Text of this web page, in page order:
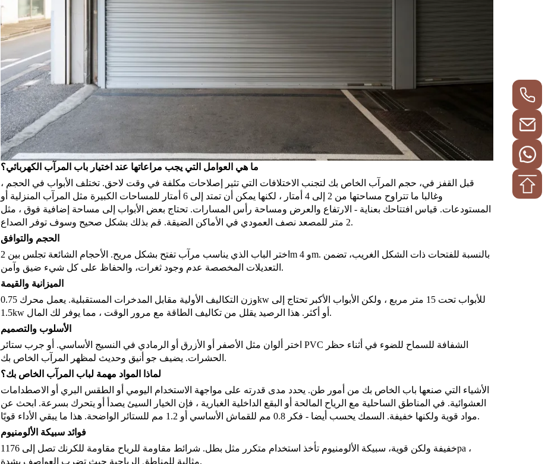
ما هي العوامل التي يجب مراعاتها عند اختيار باب المرآب الكهربائي؟
قبل القفز في، حجم المرآب الخاص بك لتجنب الاختلافات التي تثير إصلاحات مكلفة في وقت لاحق. تختلف الأبواب في الحجم ،
وغالبا ما تتراوح مساحتها من 2 إلى 4 أمتار ، لكنها يمكن أن تمتد إلى 6 أمتار للمساحات الكبيرة مثل المرآب المنزلية أو
المستودعات. قياس افتتاحك بعناية - الارتفاع والعرض ومساحة رأس المسارات. تحتاج بعض الأبواب إلى مساحة إضافية فوق ، مثل
2 متر للمصعد نصف العمودي في الأماكن الضيقة. قم بذلك بشكل صحيح وسوف توفر الصداع.
الحجم والتوافق
اختر الباب الذي يناسب مرآب تفتح بشكل مريح. الأحجام الشائعة تجلس بين 2m و 4m. بالنسبة للفتحات ذات الشكل الغريب، تضمن
التعديلات المخصصة عدم وجود ثغرات، والحفاظ على كل شيء ضيق وآمن.
الميزانية والقيمة
وزن التكاليف الأولية مقابل المدخرات المستقبلية. يعمل محرك 0.75kw للأبواب تحت 15 متر مربع ، ولكن الأبواب الأكبر تحتاج إلى
1.5kw أو أكثر. هذا الرصيد يقلل من تكاليف الطاقة مع مرور الوقت ، مما يوفر لك المال.
الأسلوب والتصميم
اختر ألوان مثل الأصفر أو الأزرق أو الرمادي في النسيج الأساسي. أو جرب ستائر PVC الشفافة للسماح للضوء في أثناء حظر
الحشرات. يضيف جو أنيق وحديث لمظهر المرآب الخاص بك.
لماذا المواد مهمة لباب المرآب الخاص بك؟
الأشياء التي صنعها باب الخاص بك من أمور طن. يحدد مدى قدرته على مواجهة الاستخدام اليومي أو الطقس البري أو الاصطدامات
العشوائية. في المناطق الساحلية مع الرياح المالحة أو البقع الداخلية الغبارية ، فإن الخيار السيئ يصدأ أو يتحرك بسرعة. ابحث عن
مواد قوية ولكنها خفيفة. السمك يحسب أيضا - فكر 0.8 مم للقماش الأساسي أو 1.2 مم للستائر الواضحة. هذا ما يبقي الأداء قويًا.
فوائد سبيكة الألومنيوم
خفيفة ولكن قوية، سبيكة الألومنيوم تأخذ استخدام متكرر مثل بطل. شرائط مقاومة للرياح مقاومة للكرنك تصل إلى 1176pa ،
مثالية للمناطق الرياحية حيث تضرب العواصف بشدة.